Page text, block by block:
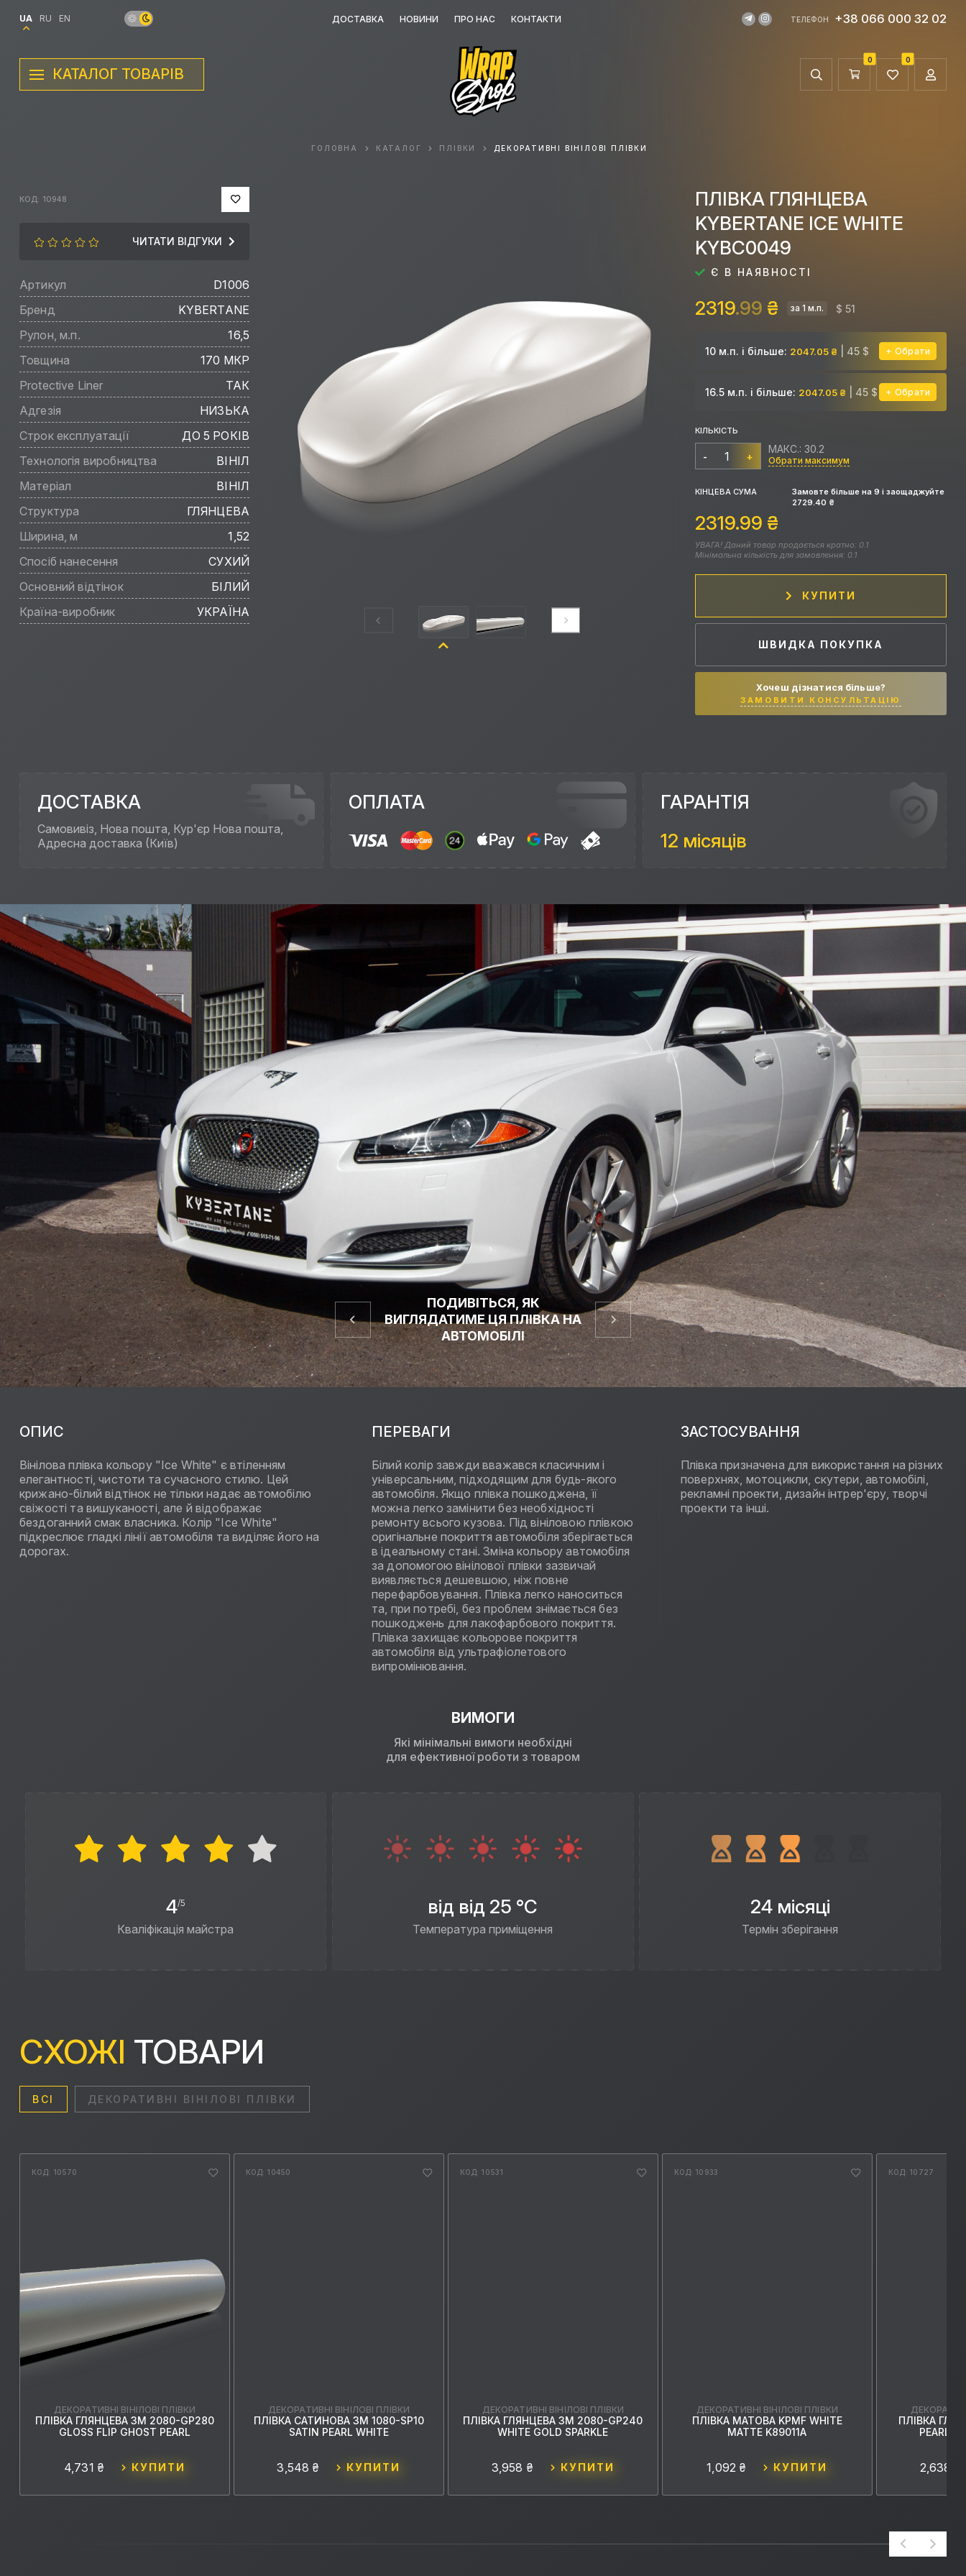
UA RU EN ДОСТАВКА НОВИНИ ПРО НАС КОНТАКТИ ТЕЛЕФОН +38 066 000 32 02
КАТАЛОГ ТОВАРІВ
0 0
ГОЛОВНА КАТАЛОГ ПЛІВКИ ДЕКОРАТИВНІ ВІНІЛОВІ ПЛІВКИ
КОД: 10948
ЧИТАТИ ВІДГУКИ
Артикул
D1006
Бренд
KYBERTANE
Рулон, м.п.
16,5
Товщина
170 МКР
Protective Liner
ТАК
Адгезія
НИЗЬКА
Строк експлуатації
ДО 5 РОКІВ
Технологія виробництва
ВІНІЛ
Матеріал
ВІНІЛ
Структура
ГЛЯНЦЕВА
Ширина, м
1,52
Спосіб нанесення
СУХИЙ
Основний відтінок
БІЛИЙ
Країна-виробник
УКРАЇНА
ПЛІВКА ГЛЯНЦЕВА
KYBERTANE ICE WHITE
KYBC0049
Є В НАЯВНОСТІ
2319.99 ₴ за 1 м.п. $ 51
10 м.п. і більше: 2047.05 ₴ | 45 $ Обрати
16.5 м.п. і більше: 2047.05 ₴ | 45 $ Обрати
КІЛЬКІСТЬ
- +
МАКС.: 30.2
Обрати максимум
КІНЦЕВА СУМА Замовте більше на 9 і заощаджуйте
2729.40 ₴
2319.99 ₴
УВАГА! Даний товар продається кратно: 0.1
Мінімальна кількість для замовлення: 0.1
КУПИТИ
ШВИДКА ПОКУПКА
Хочеш дізнатися більше?
ЗАМОВИТИ КОНСУЛЬТАЦІЮ
ДОСТАВКА
Самовивіз, Нова пошта, Кур'єр Нова пошта,
Адресна доставка (Київ)
ОПЛАТА
ГАРАНТІЯ
12 місяців
ПОДИВІТЬСЯ, ЯК
ВИГЛЯДАТИМЕ ЦЯ ПЛІВКА НА
АВТОМОБІЛІ
ОПИС
Вінілова плівка кольору "Ice White" є втіленням
елегантності, чистоти та сучасного стилю. Цей
крижано-білий відтінок не тільки надає автомобілю
свіжості та вишуканості, але й відображає
бездоганний смак власника. Колір "Ice White"
підкреслює гладкі лінії автомобіля та виділяє його на
дорогах.
ПЕРЕВАГИ
Білий колір завжди вважався класичним і
універсальним, підходящим для будь-якого
автомобіля. Якщо плівка пошкоджена, її
можна легко замінити без необхідності
ремонту всього кузова. Під вініловою плівкою
оригінальне покриття автомобіля зберігається
в ідеальному стані. Зміна кольору автомобіля
за допомогою вінілової плівки зазвичай
виявляється дешевшою, ніж повне
перефарбовування. Плівка легко наноситься
та, при потребі, без проблем знімається без
пошкоджень для лакофарбового покриття.
Плівка захищає кольорове покриття
автомобіля від ультрафіолетового
випромінювання.
ЗАСТОСУВАННЯ
Плівка призначена для використання на різних
поверхнях, мотоцикли, скутери, автомобілі,
рекламні проекти, дизайн інтрер'єру, творчі
проекти та інші.
ВИМОГИ
Які мінімальні вимоги необхідні
для ефективної роботи з товаром
4/5
Кваліфікація майстра
від від 25 °C
Температура приміщення
24 місяці
Термін зберігання
СХОЖІ ТОВАРИ
ВСІ ДЕКОРАТИВНІ ВІНІЛОВІ ПЛІВКИ
КОД: 10570
ДЕКОРАТИВНІ ВІНІЛОВІ ПЛІВКИ
ПЛІВКА ГЛЯНЦЕВА 3M 2080-GP280
GLOSS FLIP GHOST PEARL
4,731 ₴ КУПИТИ
КОД: 10450
ДЕКОРАТИВНІ ВІНІЛОВІ ПЛІВКИ
ПЛІВКА САТИНОВА 3M 1080-SP10
SATIN PEARL WHITE
3,548 ₴ КУПИТИ
КОД: 10531
ДЕКОРАТИВНІ ВІНІЛОВІ ПЛІВКИ
ПЛІВКА ГЛЯНЦЕВА 3M 2080-GP240
WHITE GOLD SPARKLE
3,958 ₴ КУПИТИ
КОД: 10933
ДЕКОРАТИВНІ ВІНІЛОВІ ПЛІВКИ
ПЛІВКА МАТОВА KPMF WHITE
MATTE K89011A
1,092 ₴ КУПИТИ
КОД: 10727
ПЛІВКА
PEARL
2,638 ₴